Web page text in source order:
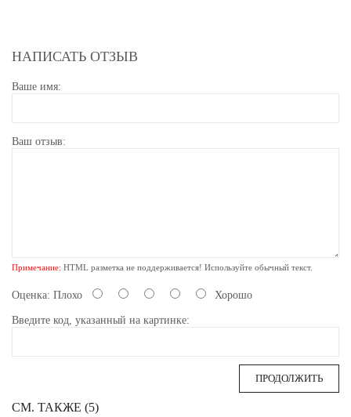
НАПИСАТЬ ОТЗЫВ
Ваше имя:
Ваш отзыв:
Примечание: HTML разметка не поддерживается! Используйте обычный текст.
Оценка: Плохо Хорошо
Введите код, указанный на картинке:
ПРОДОЛЖИТЬ
СМ. ТАКЖЕ (5)